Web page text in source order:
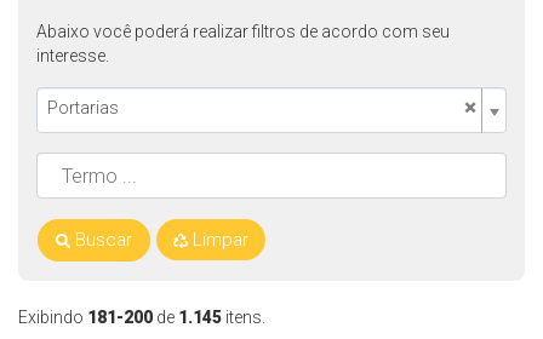
Exibindo 181-200 de 1.145 itens.
Abaixo você poderá realizar filtros de acordo com seu
interesse.
×
Portarias
Buscar Limpar